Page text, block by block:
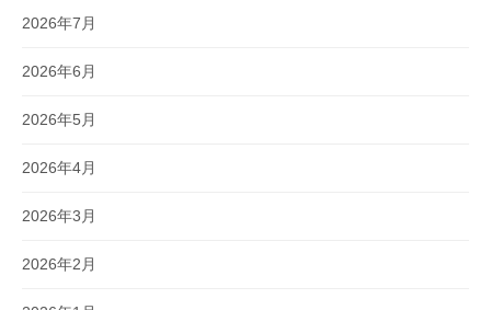
2026年7月
2026年6月
2026年5月
2026年4月
2026年3月
2026年2月